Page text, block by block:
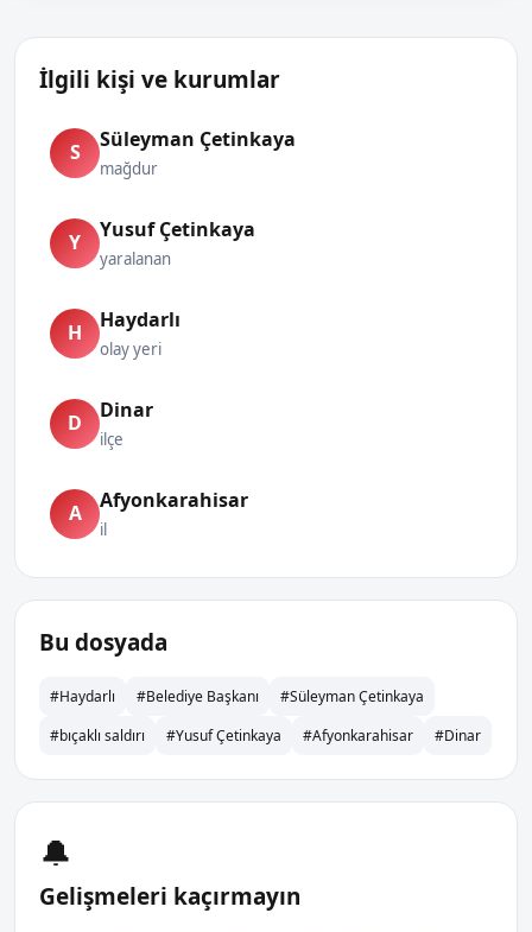
İlgili kişi ve kurumlar
S
Süleyman Çetinkaya
mağdur
Y
Yusuf Çetinkaya
yaralanan
H
Haydarlı
olay yeri
D
Dinar
ilçe
A
Afyonkarahisar
il
Bu dosyada
#Haydarlı #Belediye Başkanı
#Süleyman Çetinkaya
#bıçaklı saldırı
#Yusuf Çetinkaya #Afyonkarahisar #Dinar
🔔
Gelişmeleri kaçırmayın